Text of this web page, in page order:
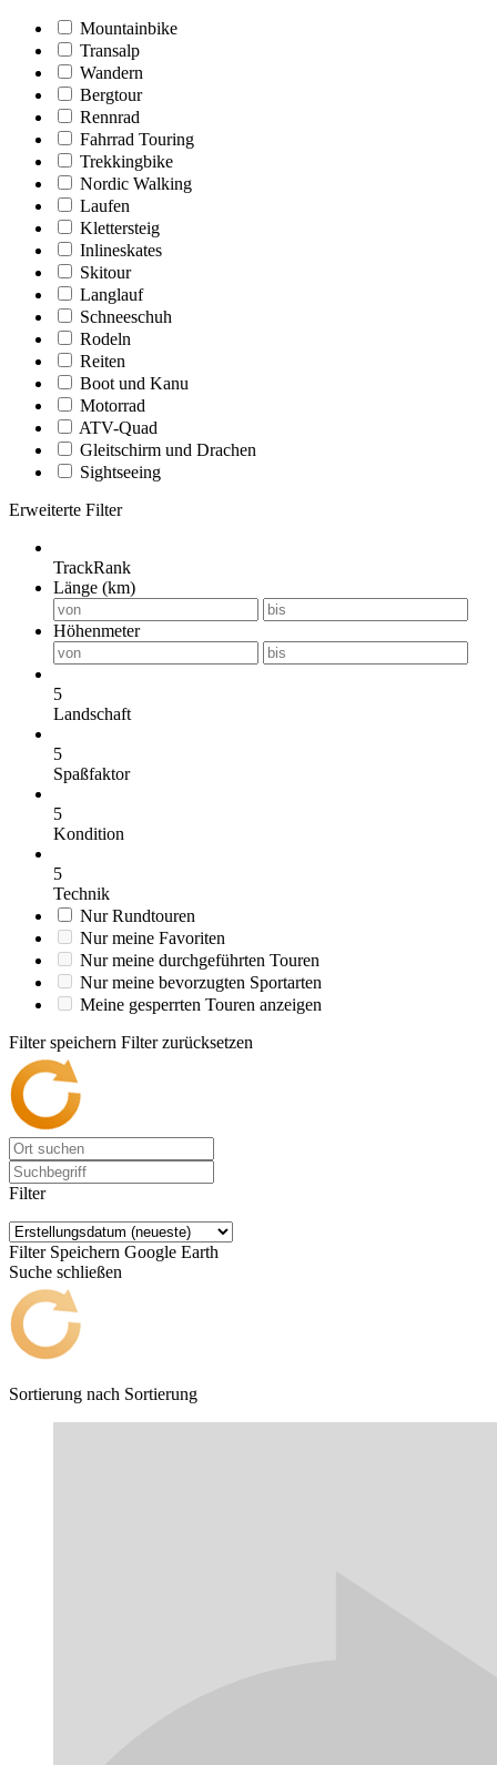
Mountainbike
Transalp
Wandern
Bergtour
Rennrad
Fahrrad Touring
Trekkingbike
Nordic Walking
Laufen
Klettersteig
Inlineskates
Skitour
Langlauf
Schneeschuh
Rodeln
Reiten
Boot und Kanu
Motorrad
ATV-Quad
Gleitschirm und Drachen
Sightseeing
Erweiterte Filter
TrackRank
Länge (km)
Höhenmeter
5
Landschaft
5
Spaßfaktor
5
Kondition
5
Technik
Nur Rundtouren
Nur meine Favoriten
Nur meine durchgeführten Touren
Nur meine bevorzugten Sportarten
Meine gesperrten Touren anzeigen
Filter speichern Filter zurücksetzen
Filter
Filter Speichern Google Earth
Suche schließen
Sortierung nach Sortierung